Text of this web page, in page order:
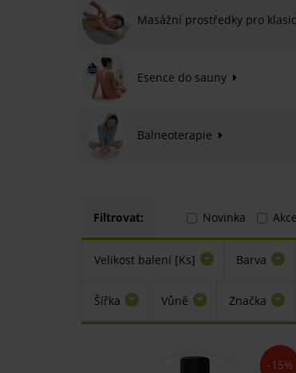
Masážní prostředky pro
Esence do sauny
Balneoterapie
Filtrovat: Novinka Akce
Velikost balení [Ks] Barva
Šířka Vůně Značka
-15%